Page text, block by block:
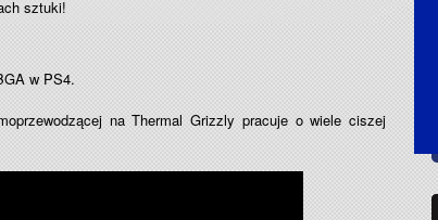
sztuki!
w PS4.
na Thermal Grizzly pracuje o wiele ciszej